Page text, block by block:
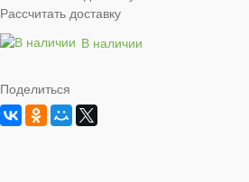
Рассчитать доставку
В наличии
Поделиться